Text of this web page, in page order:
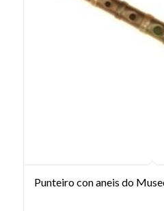
Punteiro con aneis do